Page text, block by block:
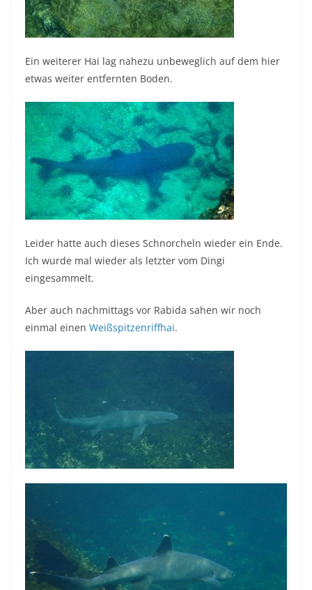
Ein weiterer Hai lag nahezu unbeweglich auf dem hier
etwas weiter entfernten Boden.
Leider hatte auch dieses Schnorcheln wieder ein Ende.
Ich wurde mal wieder als letzter vom Dingi
eingesammelt.
Aber auch nachmittags vor Rabida sahen wir noch
einmal einen Weißspitzenriffhai.